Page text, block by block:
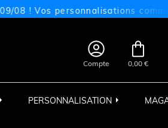
! Vos personnalisations

Compte

0,00 €
PERSONNALISATION